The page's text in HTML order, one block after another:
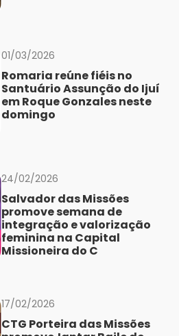
01/03/2026
Romaria reúne fiéis no
Santuário Assunção do Ijuí
em Roque Gonzales neste
domingo
24/02/2026
Salvador das Missões
promove semana de
integração e valorização
feminina na Capital
Missioneira do C
17/02/2026
CTG Porteira das Missões